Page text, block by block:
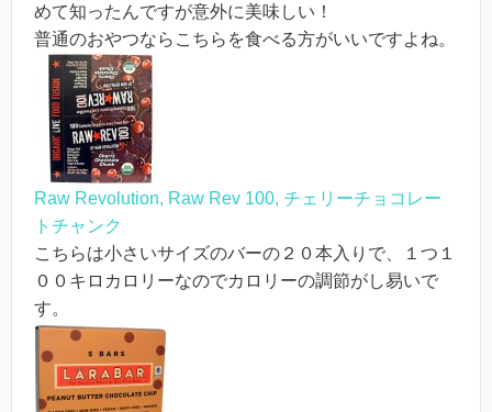
めて知ったんですが意外に美味しい！
普通のおやつならこちらを食べる方がいいですよね。
Raw Revolution, Raw Rev 100, チェリーチョコレー
トチャンク
こちらは小さいサイズのバーの２０本入りで、１つ１
００キロカロリーなのでカロリーの調節がし易いで
す。